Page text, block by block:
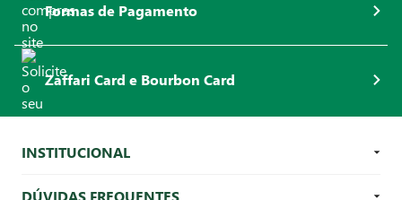
Formas de Pagamento
Zaffari Card e Bourbon Card
INSTITUCIONAL